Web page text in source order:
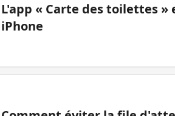
L'app « Carte des toilettes »
iPhone